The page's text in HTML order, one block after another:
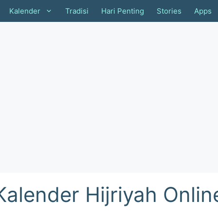
Kalender Tradisi Hari Penting Stories Apps
Hijriyah